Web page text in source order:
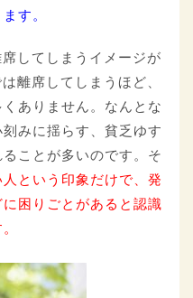
す。
してしまうイメージが
離席してしまうほど、
ありません。なんとな
みに揺らす、貧乏ゆす
ことが多いのです。そ
という印象だけで、発
困りごとがあると認識